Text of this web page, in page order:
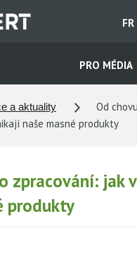
FR
PRO MÉDIA
a aktuality
Od
naše masné produkty
zpracování: jak
produkty